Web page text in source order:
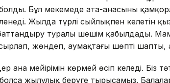
Бұл мекемеде ата-анасының
Жылда түрлі сыйлықпен келетін
туралы шешім қабылдады.
жөндеп, аумақтағы шөпті шапты,
ана мейірімін көрмей өсіп келеді. Біз
жылулық беруге тырысамыз. Балалар